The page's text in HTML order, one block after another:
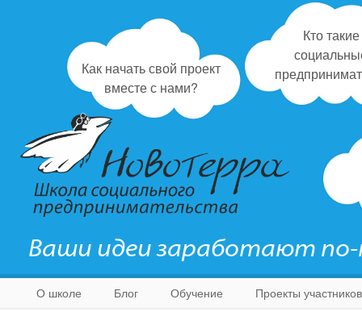
Как начать свой проект
вместе с нами?
Кто такие
Ваши идеи заработают
О школе Блог Обучение Проекты участников